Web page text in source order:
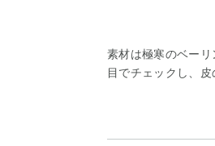
素材は極寒のベー
目でチェックし、